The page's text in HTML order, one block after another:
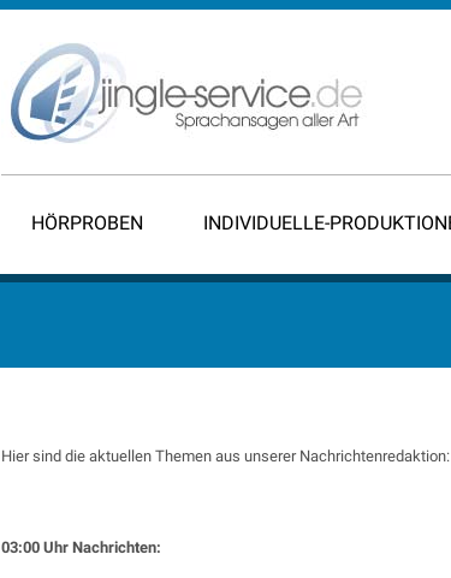
HÖRPROBEN INDIVIDUELLE-
Hier sind die aktuellen Themen aus unserer Nachrichtenredaktion:
03:00 Uhr Nachrichten: